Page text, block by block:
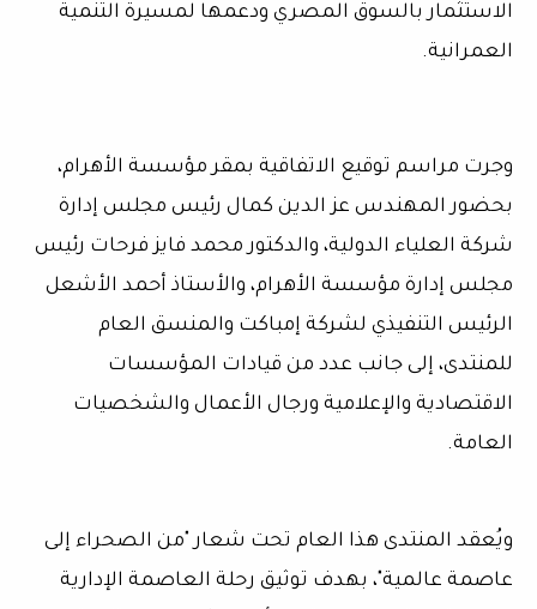
الاستثمار بالسوق المصري ودعمها لمسيرة التنمية
العمرانية.
وجرت مراسم توقيع الاتفاقية بمقر مؤسسة الأهرام،
بحضور المهندس عز الدين كمال رئيس مجلس إدارة
شركة العلياء الدولية، والدكتور محمد فايز فرحات رئيس
مجلس إدارة مؤسسة الأهرام، والأستاذ أحمد الأشعل
الرئيس التنفيذي لشركة إمباكت والمنسق العام
للمنتدى، إلى جانب عدد من قيادات المؤسسات
الاقتصادية والإعلامية ورجال الأعمال والشخصيات
العامة.
ويُعقد المنتدى هذا العام تحت شعار "من الصحراء إلى
عاصمة عالمية"، بهدف توثيق رحلة العاصمة الإدارية